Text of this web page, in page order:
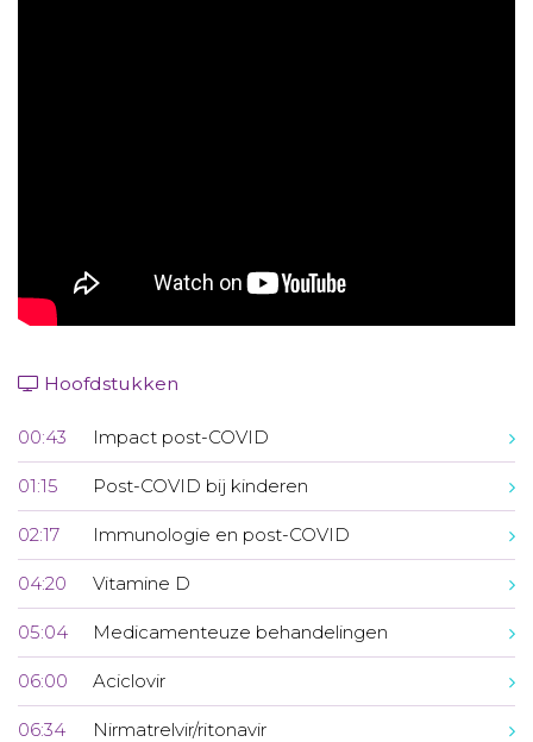
Hoofdstukken
00:43 Impact post-COVID
01:15 Post-COVID bij kinderen
02:17 Immunologie en post-COVID
04:20 Vitamine D
05:04 Medicamenteuze behandelingen
06:00 Aciclovir
06:34 Nirmatrelvir/ritonavir